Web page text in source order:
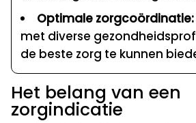
Optimale zorgcoördinatie:
met diverse
de beste zorg te kunnen
Het belang van een
zorgindicatie